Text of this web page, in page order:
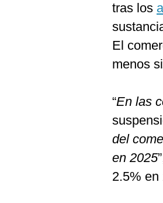
tras los
El
menos
“En las
del
en 2025
2.5% en